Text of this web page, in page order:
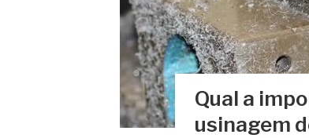
Qual a
usinagem